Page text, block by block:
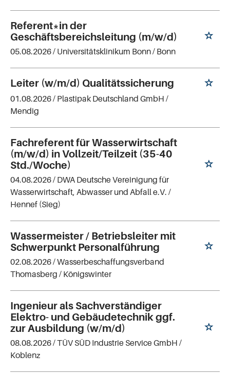
Referent*in der
Geschäftsbereichsleitung (m/w/d)
05.08.2026 / Universitätsklinikum Bonn/ Bonn
Leiter (w/m/d) Qualitätssicherung
01.08.2026 / Plastipak Deutschland GmbH /
Mendig
Fachreferent für Wasserwirtschaft
(m/w/d) in Vollzeit/Teilzeit (35-40
Std./Woche)
04.08.2026 / DWA Deutsche Vereinigung für
Wasserwirtschaft, Abwasser und Abfall e.V. /
Hennef (Sieg)
Wassermeister / Betriebsleiter mit
Schwerpunkt Personalführung
02.08.2026 /Wasserbeschaffungsverband
Thomasberg / Königswinter
Ingenieur als Sachverständiger
Elektro- und Gebäudetechnik ggf.
zur Ausbildung (w/m/d)
08.08.2026 /TÜV SÜD Industrie Service GmbH /
Koblenz